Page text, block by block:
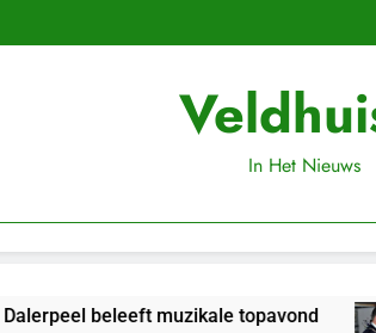
In Het Nieuws
topavond Jan